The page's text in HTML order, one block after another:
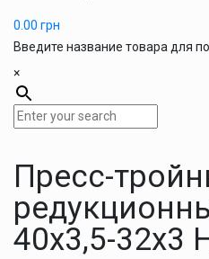
0.00 грн
Введите название товара для
×
Пресс-
40х3,5-32х3